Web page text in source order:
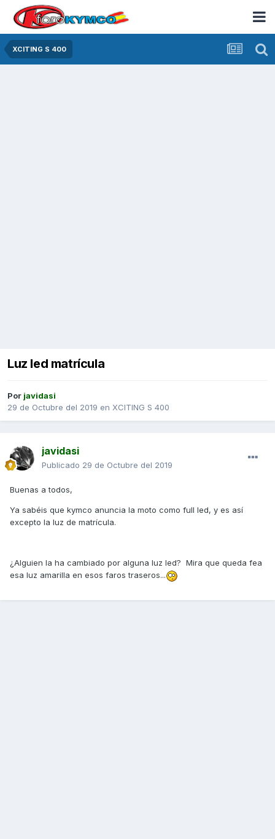
XCITING S 400
Luz led matrícula
Por javidasi
29 de Octubre del 2019 en XCITING S 400
javidasi
Publicado 29 de Octubre del 2019
Buenas a todos,
Ya sabéis que kymco anuncia la moto como full led, y es así
excepto la luz de matrícula.
¿Alguien la ha cambiado por alguna luz led? Mira que queda fea
esa luz amarilla en esos faros traseros...